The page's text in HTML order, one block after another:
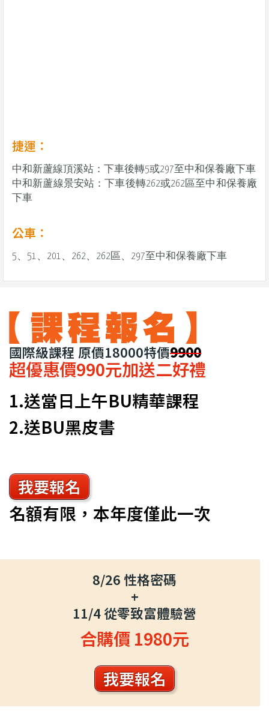
捷運：
中和新蘆線頂溪站：下車後轉5或297至中和保養廠下車
中和新蘆線景安站：下車後轉262或262區至中和保養廠
下車
公車：
5、51、201、262、262區、297至中和保養廠下車
國際級課程 原價18000特價9900
超優惠價990元加送二好禮
1.送當日上午BU精華課程
2.送BU黑皮書
我要報名
名額有限，本年度僅此一次
8/26 性格密碼
+
11/4 從零致富體驗營
合購價 1980元
我要報名